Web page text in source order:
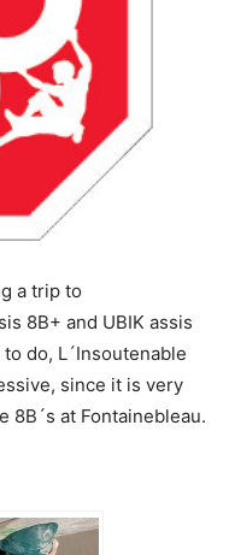
a trip to
8B+ and UBIK assis
do, L´Insoutenable
since it is very
8B´s at Fontainebleau.